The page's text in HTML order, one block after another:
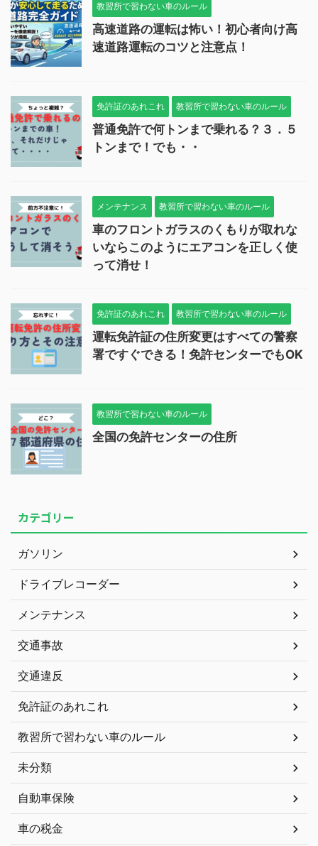
教習所で習わない車のルール
高速道路の運転は怖い！初心者向け高
速道路運転のコツと注意点！
免許証のあれこれ 教習所で習わない車のルール
普通免許で何トンまで乗れる？３．５
トンまで！でも・・
メンテナンス 教習所で習わない車のルール
車のフロントガラスのくもりが取れな
いならこのようにエアコンを正しく使
って消せ！
免許証のあれこれ 教習所で習わない車のルール
運転免許証の住所変更はすべての警察
署ですぐできる！免許センターでもOK
教習所で習わない車のルール
全国の免許センターの住所
カテゴリー
ガソリン
ドライブレコーダー
メンテナンス
交通事故
交通違反
免許証のあれこれ
教習所で習わない車のルール
未分類
自動車保険
車の税金